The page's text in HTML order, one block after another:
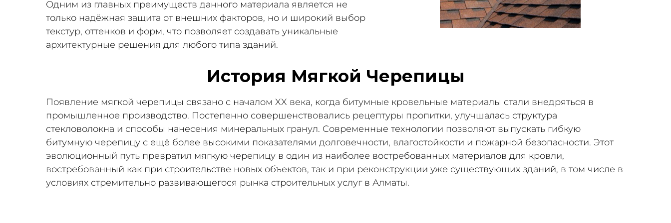
Одним из главных преимуществ данного материала является не
только надёжная защита от внешних факторов, но и широкий выбор
текстур, оттенков и форм, что позволяет создавать уникальные
архитектурные решения для любого типа зданий.
История Мягкой Черепицы
Появление мягкой черепицы связано с началом XX века, когда битумные кровельные материалы стали внедряться в
промышленное производство. Постепенно совершенствовались рецептуры пропитки, улучшалась структура
стекловолокна и способы нанесения минеральных гранул. Современные технологии позволяют выпускать гибкую
битумную черепицу с ещё более высокими показателями долговечности, влагостойкости и пожарной безопасности. Этот
эволюционный путь превратил мягкую черепицу в один из наиболее востребованных материалов для кровли,
востребованный как при строительстве новых объектов, так и при реконструкции уже существующих зданий, в том числе в
условиях стремительно развивающегося рынка строительных услуг в Алматы.